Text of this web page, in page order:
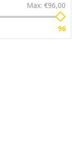
Max: €96,00
96